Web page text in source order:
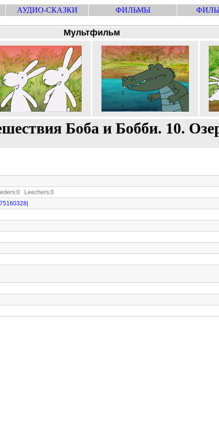
АУДИО-СКАЗКИ ФИЛЬМЫ
Мультфильм
Боба и Бобби. 10.
Leechers:0